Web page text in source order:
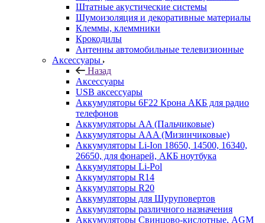
Штатные акустические системы
Шумоизоляция и декоративные материалы
Клеммы, клеммники
Крокодилы
Антенны автомобильные телевизионные
Аксессуары
Назад
Аксессуары
USB аксессуары
Аккумуляторы 6F22 Крона АКБ для радио
телефонов
Аккумуляторы AA (Пальчиковые)
Аккумуляторы AAA (Мизинчиковые)
Аккумуляторы Li-Ion 18650, 14500, 16340,
26650, для фонарей, АКБ ноутбука
Аккумуляторы Li-Pol
Аккумуляторы R14
Аккумуляторы R20
Аккумуляторы для Шуруповертов
Аккумуляторы различного назначения
Аккумуляторы Свинцово-кислотные, AGM